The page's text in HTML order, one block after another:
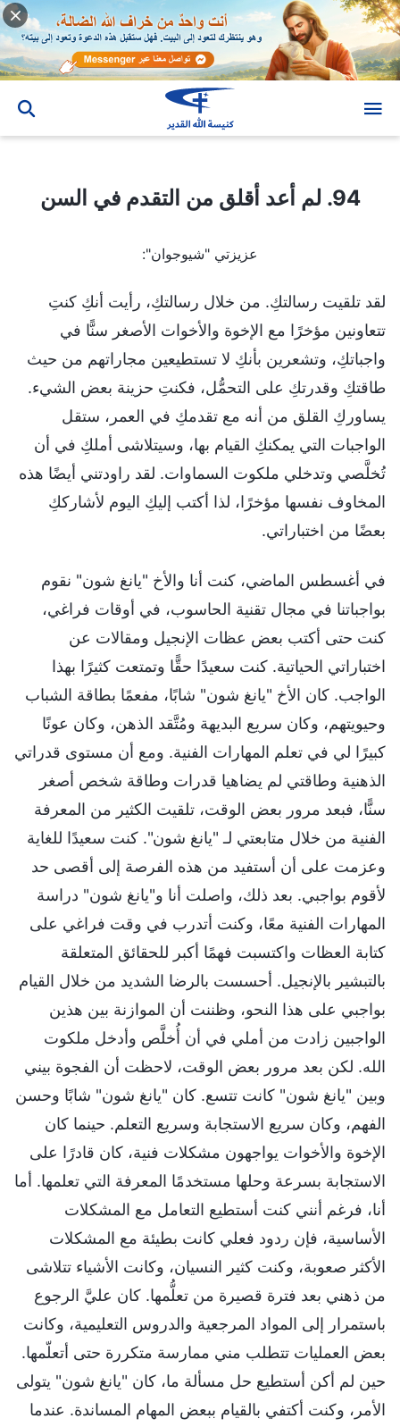
94. لم أعد أقلق من التقدم في السن
عزيزتي "شيوجوان":
لقد تلقيت رسالتكِ. من خلال رسالتكِ، رأيت أنكِ كنتِ
تتعاونين مؤخرًا مع الإخوة والأخوات الأصغر سنًّا في
واجباتكِ، وتشعرين بأنكِ لا تستطيعين مجاراتهم من حيث
طاقتكِ وقدرتكِ على التحمُّل، فكنتِ حزينة بعض الشيء.
يساوركِ القلق من أنه مع تقدمكِ في العمر، ستقل
الواجبات التي يمكنكِ القيام بها، وسيتلاشى أملكِ في أن
تُخلَّصي وتدخلي ملكوت السماوات. لقد راودتني أيضًا هذه
المخاوف نفسها مؤخرًا، لذا أكتب إليكِ اليوم لأشارككِ
بعضًا من اختباراتي.
في أغسطس الماضي، كنت أنا والأخ "يانغ شون" نقوم
بواجباتنا في مجال تقنية الحاسوب، في أوقات فراغي،
كنت حتى أكتب بعض عظات الإنجيل ومقالات عن
اختباراتي الحياتية. كنت سعيدًا حقًّا وتمتعت كثيرًا بهذا
الواجب. كان الأخ "يانغ شون" شابًا، مفعمًا بطاقة الشباب
وحيويتهم، وكان سريع البديهة ومُتَّقد الذهن، وكان عونًا
كبيرًا لي في تعلم المهارات الفنية. ومع أن مستوى قدراتي
الذهنية وطاقتي لم يضاهيا قدرات وطاقة شخص أصغر
سنًّا، فبعد مرور بعض الوقت، تلقيت الكثير من المعرفة
الفنية من خلال متابعتي لـ "يانغ شون". كنت سعيدًا للغاية
وعزمت على أن أستفيد من هذه الفرصة إلى أقصى حد
لأقوم بواجبي. بعد ذلك، واصلت أنا و"يانغ شون" دراسة
المهارات الفنية معًا، وكنت أتدرب في وقت فراغي على
كتابة العظات واكتسبت فهمًا أكبر للحقائق المتعلقة
بالتبشير بالإنجيل. أحسست بالرضا الشديد من خلال القيام
بواجبي على هذا النحو، وظننت أن الموازنة بين هذين
الواجبين زادت من أملي في أن أُخلَّص وأدخل ملكوت
الله. لكن بعد مرور بعض الوقت، لاحظت أن الفجوة بيني
وبين "يانغ شون" كانت تتسع. كان "يانغ شون" شابًا وحسن
الفهم، وكان سريع الاستجابة وسريع التعلم. حينما كان
الإخوة والأخوات يواجهون مشكلات فنية، كان قادرًا على
الاستجابة بسرعة وحلها مستخدمًا المعرفة التي تعلمها. أما
أنا، فرغم أنني كنت أستطيع التعامل مع المشكلات
الأساسية، فإن ردود فعلي كانت بطيئة مع المشكلات
الأكثر صعوبة، وكنت كثير النسيان، وكانت الأشياء تتلاشى
من ذهني بعد فترة قصيرة من تعلُّمها. كان عليَّ الرجوع
باستمرار إلى المواد المرجعية والدروس التعليمية، وكانت
بعض العمليات تتطلب مني ممارسة متكررة حتى أتعلّمها.
حين لم أكن أستطيع حل مسألة ما، كان "يانغ شون" يتولى
الأمر، وكنت أكتفي بالقيام ببعض المهام المساندة. عندما